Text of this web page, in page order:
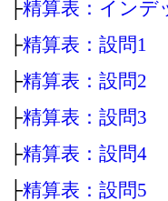
├精算表：インデ
├精算表：設問1
├精算表：設問2
├精算表：設問3
├精算表：設問4
├精算表：設問5